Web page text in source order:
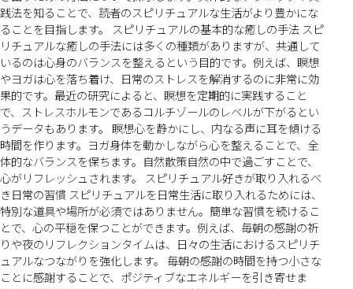
践法を知ることで、読者のスピリチュアルな生活がより豊かにな
ることを目指します。 スピリチュアルの基本的な癒しの手法 スピ
リチュアルな癒しの手法には多くの種類がありますが、共通して
いるのは心身のバランスを整えるという目的です。例えば、瞑想
やヨガは心を落ち着け、日常のストレスを解消するのに非常に効
果的です。最近の研究によると、瞑想を定期的に実践すること
で、ストレスホルモンであるコルチゾールのレベルが下がるとい
うデータもあります。 瞑想心を静かにし、内なる声に耳を傾ける
時間を作ります。ヨガ身体を動かしながら心を整えることで、全
体的なバランスを保ちます。自然散策自然の中で過ごすことで、
心がリフレッシュされます。 スピリチュアル好きが取り入れるべ
き日常の習慣 スピリチュアルを日常生活に取り入れるためには、
特別な道具や場所が必須ではありません。簡単な習慣を続けるこ
とで、心の平穏を保つことができます。例えば、毎朝の感謝の祈
りや夜のリフレクションタイムは、日々の生活におけるスピリチ
ュアルなつながりを強化します。 毎朝の感謝の時間を持つ小さな
ことに感謝することで、ポジティブなエネルギーを引き寄せま